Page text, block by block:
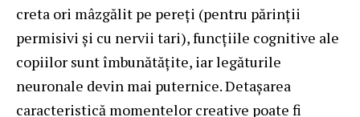
creta ori mâzgălit pe pereți (pentru părinții
permisivi și cu nervii tari), funcțiile cognitive ale
copiilor sunt îmbunătățite, iar legăturile
neuronale devin mai puternice. Detașarea
caracteristică momentelor creative poate fi